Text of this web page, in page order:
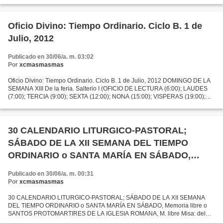
Oficio Divino: Tiempo Ordinario. Ciclo B. 1 de
Julio, 2012
Publicado en 30/06/a. m. 03:02
Por xcmasmasmas
Oficio Divino: Tiempo Ordinario. Ciclo B. 1 de Julio, 2012 DOMINGO DE LA
SEMANA XIII De la feria. Salterio I (OFICIO DE LECTURA (6:00); LAUDES
(7:00); TERCIA (9:00); SEXTA (12:00); NONA (15:00); VISPERAS (19:00);
30 CALENDARIO LITURGICO-PASTORAL;
SÁBADO DE LA XII SEMANA DEL TIEMPO
ORDINARIO o SANTA MARÍA EN SÁBADO,
LA IGLESIA ROMANA, M. libre
Publicado en 30/06/a. m. 00:31
Por xcmasmasmas
30 CALENDARIO LITURGICO-PASTORAL; SÁBADO DE LA XII SEMANA
DEL TIEMPO ORDINARIO o SANTA MARÍA EN SÁBADO, Memoria libre o
SANTOS PROTOMARTIRES DE LA IGLESIA ROMANA, M. libre Misa: del